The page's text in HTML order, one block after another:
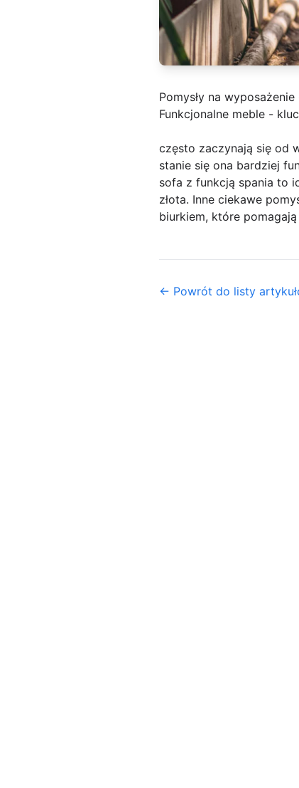
Pomysły na wyposażenie
Funkcjonalne meble -
często zaczynają się od
stanie się ona bardziej
sofa z funkcją spania to
złota. Inne ciekawe
biurkiem, które
← Powrót do listy